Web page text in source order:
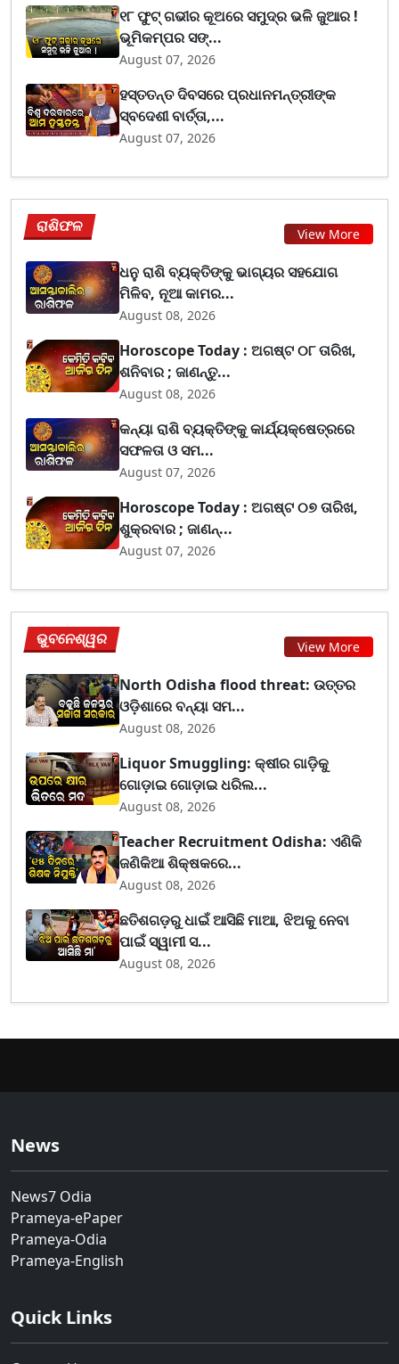
୧୮ ଫୁଟ୍ ଗଭୀର କୂଅରେ ସମୁଦ୍ର ଭଳି ଜୁଆର !
ଭୂମିକମ୍ପର ସଙ୍...
August 07, 2026
ହସ୍ତତନ୍ତ ଦିବସରେ ପ୍ରଧାନମନ୍ତ୍ରୀଙ୍କ
ସ୍ବଦେଶୀ ବାର୍ତ୍ତା,...
August 07, 2026
ରାଶିଫଳ View More
ଧନୁ ରାଶି ବ୍ୟକ୍ତିଙ୍କୁ ଭାଗ୍ୟର ସହଯୋଗ
ମିଳିବ, ନୂଆ କାମର...
August 08, 2026
Horoscope Today : ଅଗଷ୍ଟ ୦୮ ତାରିଖ,
ଶନିବାର ; ଜାଣନ୍ତୁ...
August 08, 2026
କନ୍ୟା ରାଶି ବ୍ୟକ୍ତିଙ୍କୁ କାର୍ଯ୍ୟକ୍ଷେତ୍ରରେ
ସଫଳତା ଓ ସମ...
August 07, 2026
Horoscope Today : ଅଗଷ୍ଟ ୦୭ ତାରିଖ,
ଶୁକ୍ରବାର ; ଜାଣନ୍...
August 07, 2026
ଭୁବନେଶ୍ୱର View More
North Odisha flood threat: ଉତ୍ତର
ଓଡ଼ିଶାରେ ବନ୍ୟା ସମ...
August 08, 2026
Liquor Smuggling: କ୍ଷୀର ଗାଡ଼ିକୁ
ଗୋଡ଼ାଇ ଗୋଡ଼ାଇ ଧରିଲ...
August 08, 2026
Teacher Recruitment Odisha: ଏଣିକି
ଜଣିକିଆ ଶିକ୍ଷକରେ...
August 08, 2026
ଛତିଶଗଡ଼ରୁ ଧାଇଁ ଆସିଛି ମାଆ, ଝିଅକୁ ନେବା
ପାଇଁ ସ୍ୱାମୀ ସ...
August 08, 2026
News
News7 Odia
Prameya-ePaper
Prameya-Odia
Prameya-English
Quick Links